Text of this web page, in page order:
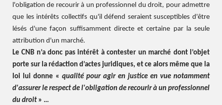
l'obligation de recourir à un professionnel du droit, pour admettre
que les intérêts collectifs qu'il défend seraient susceptibles d'être
lésés d'une façon suffisamment directe et certaine par la seule
attribution d'un marché.
Le CNB n’a donc pas intérêt à contester un marché dont l’objet
porte sur la rédaction d’actes juridiques, et ce alors même que la
loi lui donne « qualité pour agir en justice en vue notamment
d'assurer le respect de l'obligation de recourir à un professionnel
du droit» …